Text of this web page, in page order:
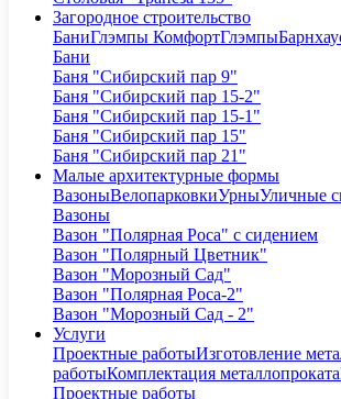
Загородное строительство
БаниГлэмпы КомфортГлэмпы
Бани
Баня "Сибирский пар 9"
Баня "Сибирский пар 15-2"
Баня "Сибирский пар 15-1"
Баня "Сибирский пар 15"
Баня "Сибирский пар 21"
Малые архитектурные формы
ВазоныВелопарковкиУрныУличные
Вазоны
Вазон "Полярная Роса" с сидением
Вазон "Полярный Цветник"
Вазон "Морозный Сад"
Вазон "Полярная Роса-2"
Вазон "Морозный Сад - 2"
Услуги
Проектные работыИзготовление
работыКомплектация металлопроката
Проектные работы